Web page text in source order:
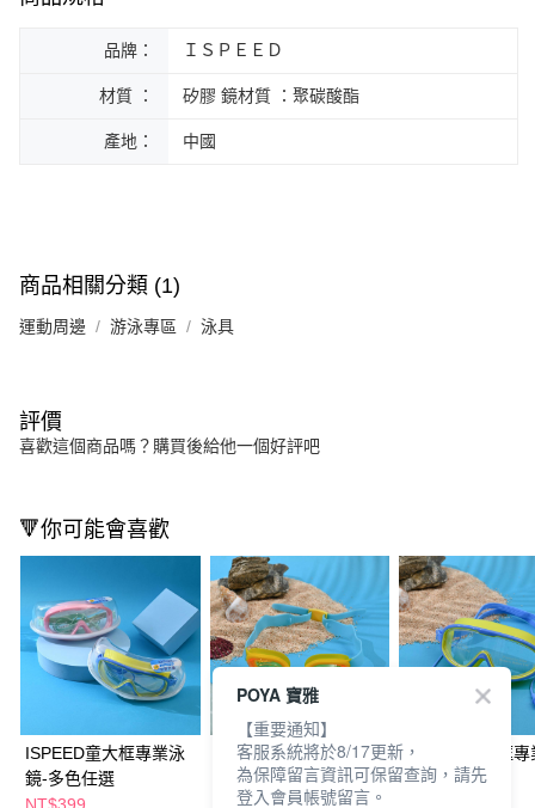
品牌： ＩＳＰＥＥＤ
材質 ： 矽膠 鏡材質 ：聚碳酸酯
產地： 中國
商品相關分類 (1)
運動周邊 游泳專區 泳具
評價
喜歡這個商品嗎？購買後給他一個好評吧
🔻你可能會喜歡
ISPEED童大框專業泳
鏡-多色任選
ISPEED童專業快調泳
鏡-黃藍
ISPEED童大框
鏡-藍黃
POYA 寶雅
【重要通知】
客服系統將於8/17更新，
為保障留言資訊可保留查詢，請先
登入會員帳號留言。